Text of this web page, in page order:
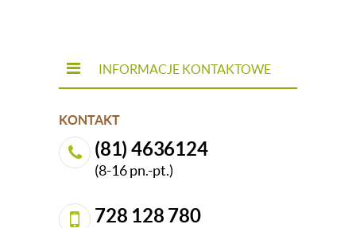
INFORMACJE KONTAKTOWE
KONTAKT
(81) 4636124
(8-16 pn.-pt.)
728 128 780